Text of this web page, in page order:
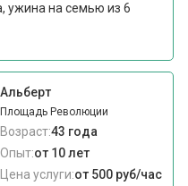
ужина на семью из 6
Альберт
Площадь Революции
Возраст:43 года
Опыт:от 10 лет
Цена услуги:от 500 руб/час